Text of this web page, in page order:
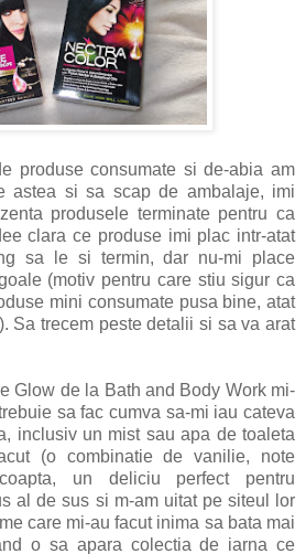
produse consumate si de-abia am
astea si sa scap de ambalaje, imi
produsele terminate pentru ca
clara ce produse imi plac intr-atat
sa le si termin, dar nu-mi place
(motiv pentru care stiu sigur ca
mini consumate pusa bine, atat
Sa trecem peste detalii si sa va arat
Glow de la Bath and Body Work mi-
sa fac cumva sa-mi iau cateva
inclusiv un mist sau apa de toaleta
(o combinatie de vanilie, note
un deliciu perfect pentru
al de sus si m-am uitat pe siteul lor
care mi-au facut inima sa bata mai
o sa apara colectia de iarna ce